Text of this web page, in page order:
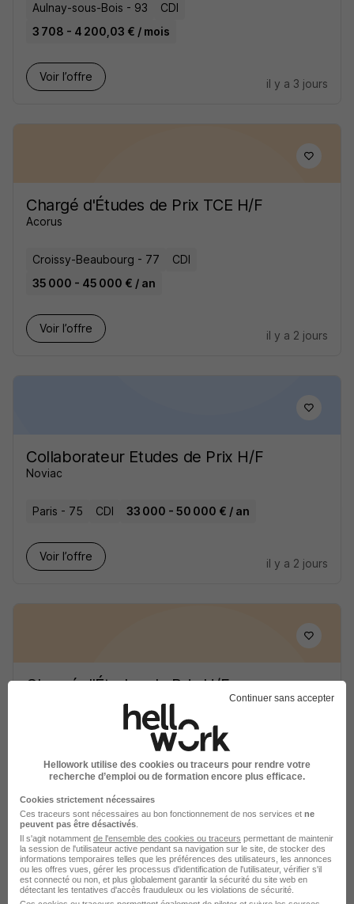
Aulnay-sous-Bois - 93
CDI
3 708 - 4 200,03 € / mois
Voir l’offre
il y a 3 jours
Chargé d'Études de Prix TCE H/F
Acorus
Croissy-Beaubourg - 77
CDI
35 000 - 45 000 € / an
Voir l’offre
il y a 2 jours
Collaborateur Etudes de Prix H/F
Noviac
Paris - 75 CDI 33 000 - 50 000 € / an
Voir l’offre
il y a 2 jours
Chargé d'Études de Prix H/F
Brainfield Recrutement
45 000 € / an
Voir l’offre
Continuer sans accepter
Hellowork utilise des cookies ou traceurs pour rendre votre
recherche d’emploi ou de formation encore plus efficace.
Cookies strictement nécessaires
Ces traceurs sont nécessaires au bon fonctionnement de nos services et ne
peuvent pas être désactivés
Il s'agit notamment de l'ensemble des cookies ou traceurs permettant de maintenir
la session de l'utilisateur active pendant sa navigation sur le site, de stocker des
informations temporaires telles que les préférences des utilisateurs, les annonces
ou les offres vues, gérer les processus d'identification de l'utilisateur, vérifier s'il
est connecté ou non, et plus globalement garantir la sécurité du site web en
détectant les tentatives d'accès frauduleux ou les violations de sécurité.